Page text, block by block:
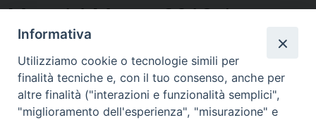
Mer. 14 Marzo 2018: La
violenza nell’uomo
Informativa
Utilizziamo cookie o tecnologie simili per
finalità tecniche e, con il tuo consenso, anche per
altre finalità ("interazioni e funzionalità semplici",
"miglioramento dell'esperienza", "misurazione" e